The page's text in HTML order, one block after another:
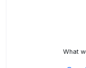
What